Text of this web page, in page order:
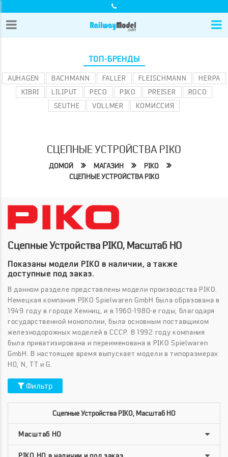
ТОП-БРЕНДЫ
AUHAGEN BACHMANN FALLER FLEISCHMANN
HERPA
KIBRI
LILIPUT PECO PIKO PREISER
ROCO
SEUTHE
VOLLMER КОМИССИЯ
СЦЕПНЫЕ УСТРОЙСТВА PIKO
ДОМОЙ МАГАЗИН
PIKO
СЦЕПНЫЕ УСТРОЙСТВА PIKO
Сцепные Устройства PIKO, Масштаб HO
Показаны модели PIKO в наличии, а также
доступные под заказ.
В данном разделе представлены модели производства PIKO.
Немецкая компания PIKO Spielwaren GmbH была образована в
1949 году в городе Хемниц, и в 1960-1980-е годы, благодаря
государственной монополии, была основным поставщиком
железнодорожных моделей в СССР. В 1992 году компания
была приватизирована и переименована в PIKO Spielwaren
GmbH. В настоящее время выпускает модели в типоразмерах
H0, N, ТТ и G.
Фильтр
Сцепные Устройства PIKO, Масштаб HO